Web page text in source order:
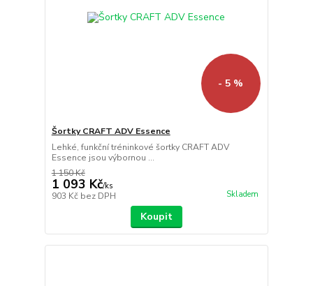
- 5 %
Šortky CRAFT ADV Essence
Lehké, funkční tréninkové šortky CRAFT ADV
Essence jsou výbornou ...
1 150 Kč
1 093 Kč/ks
903 Kč bez DPH Skladem
Koupit